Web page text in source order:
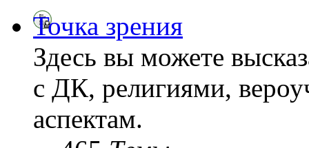
Точка зрения
Здесь вы можете
с ДК, религиями,
аспектам.